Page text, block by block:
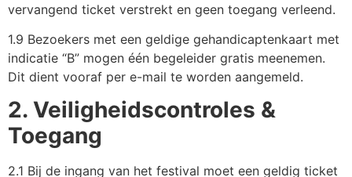
vervangend ticket verstrekt en geen toegang verleend.
1.9 Bezoekers met een geldige gehandicaptenkaart met
indicatie “B” mogen één begeleider gratis meenemen.
Dit dient vooraf per e-mail te worden aangemeld.
2. Veiligheidscontroles &
Toegang
2.1 Bij de ingang van het festival moet een geldig ticket